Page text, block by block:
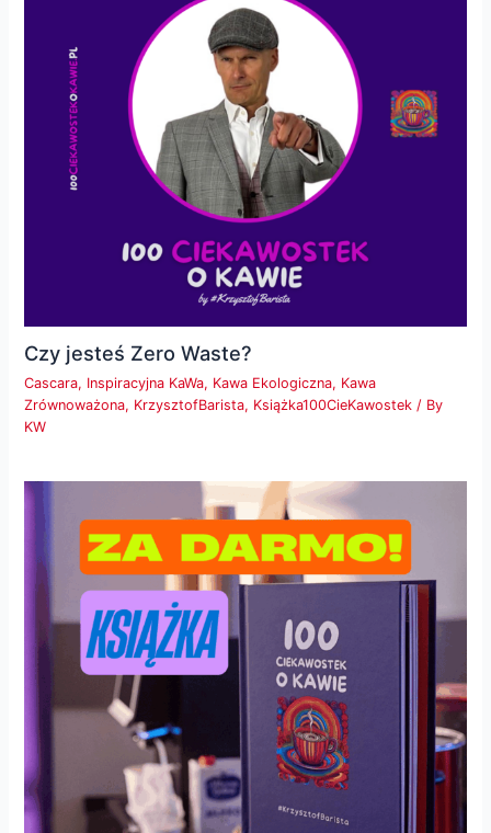
Czy jesteś Zero Waste?
Cascara, Inspiracyjna KaWa, Kawa Ekologiczna, Kawa
Zrównoważona, KrzysztofBarista, Książka100CieKawostek / By
KW